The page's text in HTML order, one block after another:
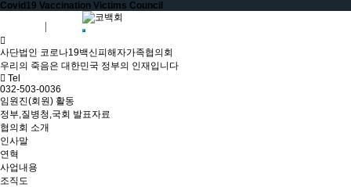
Covid19 Vaccination Victims Council
사단법인 코로나19백신피해자가족협의회
우리의 죽음은 대한민국 정부의 인재입니다
Tel
032-503-0036
임원진(회원) 활동
정부,질병청,국회 발표자료
협의회 소개
인사말
연혁
사업내용
조직도